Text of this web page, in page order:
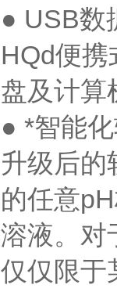
● USB数
HQd便
盘及计算
● *智能
升级后的
的任意
溶液。对
仅仅限于